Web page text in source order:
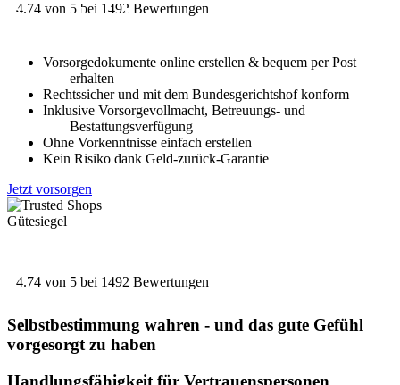
4.74 von 5 bei 1492 Bewertungen
Sicherheit!
Vorsorgedokumente online erstellen & bequem per Post
erhalten
Rechtssicher und mit dem Bundesgerichtshof konform
Inklusive Vorsorgevollmacht, Betreuungs- und
Bestattungsverfügung
Ohne Vorkenntnisse einfach erstellen
Kein Risiko dank Geld-zurück-Garantie
Jetzt vorsorgen
4.74 von 5 bei 1492 Bewertungen
Selbstbestimmung wahren - und das gute Gefühl
vorgesorgt zu haben
Handlungsfähigkeit für Vertrauenspersonen